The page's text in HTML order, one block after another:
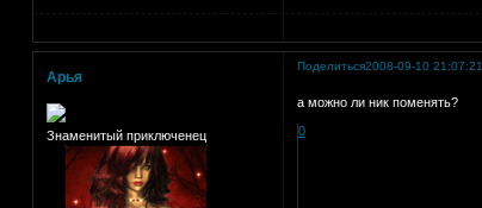
Поделиться2008-09-10 21:07:21
Арья
Знаменитый приключенец
а можно ли ник поменять?
0